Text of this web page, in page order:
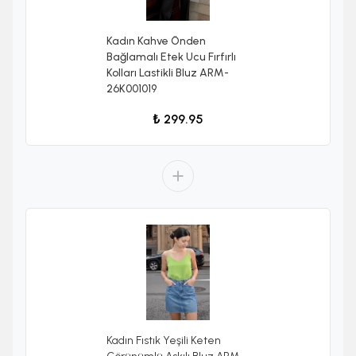
Kadın Kahve Önden
Bağlamalı Etek Ucu Fırfırlı
Kolları Lastikli Bluz ARM-
26K001019
₺ 299.95
Kadın Fıstık Yeşili Keten